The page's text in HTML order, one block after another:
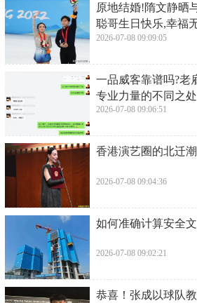
原地结婚!隋文静晒
聪哥生日快乐,幸福
2026-07-08 09:09:05
一品威客靠谱吗?老
专业力量的不同之处
2026-07-08 09:06:51
香港演艺圈的北迁
2026-07-08 09:04:36
如何准确计算安全
2026-07-08 09:02:21
恭喜！张成以球队